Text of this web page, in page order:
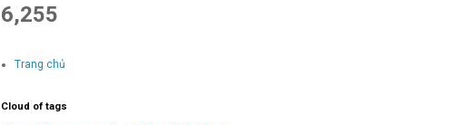
6,255
Trang chủ
Cloud of tags